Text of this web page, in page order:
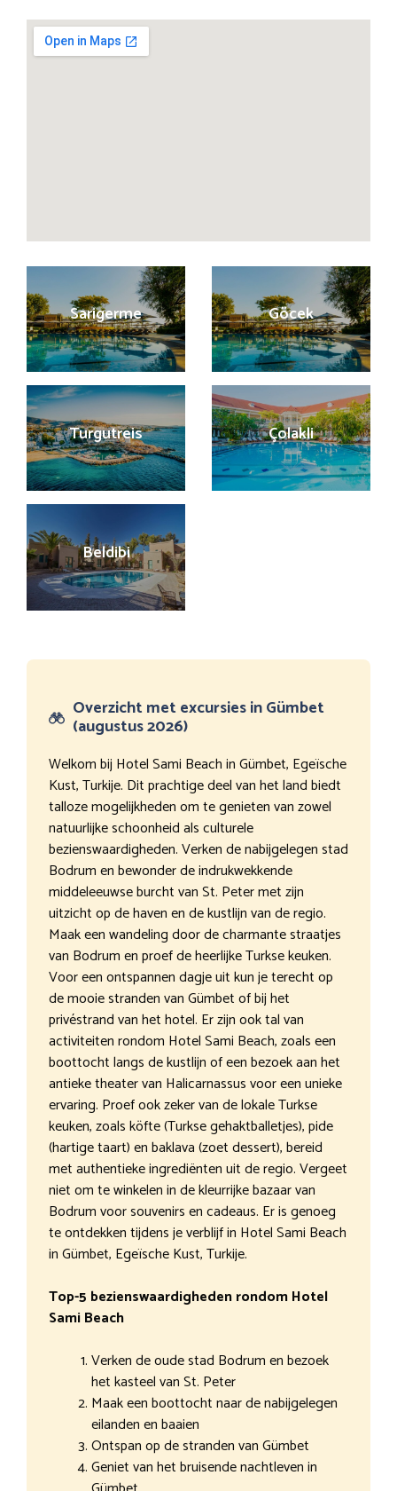
Sarigerme Göcek
Turgutreis Çolakli
Beldibi
Overzicht met excursies in Gümbet
(augustus 2026)
Welkom bij Hotel Sami Beach in Gümbet, Egeïsche
Kust, Turkije. Dit prachtige deel van het land biedt
talloze mogelijkheden om te genieten van zowel
natuurlijke schoonheid als culturele
bezienswaardigheden. Verken de nabijgelegen stad
Bodrum en bewonder de indrukwekkende
middeleeuwse burcht van St. Peter met zijn
uitzicht op de haven en de kustlijn van de regio.
Maak een wandeling door de charmante straatjes
van Bodrum en proef de heerlijke Turkse keuken.
Voor een ontspannen dagje uit kun je terecht op
de mooie stranden van Gümbet of bij het
privéstrand van het hotel. Er zijn ook tal van
activiteiten rondom Hotel Sami Beach, zoals een
boottocht langs de kustlijn of een bezoek aan het
antieke theater van Halicarnassus voor een unieke
ervaring. Proef ook zeker van de lokale Turkse
keuken, zoals köfte (Turkse gehaktballetjes), pide
(hartige taart) en baklava (zoet dessert), bereid
met authentieke ingrediënten uit de regio. Vergeet
niet om te winkelen in de kleurrijke bazaar van
Bodrum voor souvenirs en cadeaus. Er is genoeg
te ontdekken tijdens je verblijf in Hotel Sami Beach
in Gümbet, Egeïsche Kust, Turkije.
Top-5 bezienswaardigheden rondom Hotel
Sami Beach
Verken de oude stad Bodrum en bezoek
het kasteel van St. Peter
Maak een boottocht naar de nabijgelegen
eilanden en baaien
Ontspan op de stranden van Gümbet
Geniet van het bruisende nachtleven in